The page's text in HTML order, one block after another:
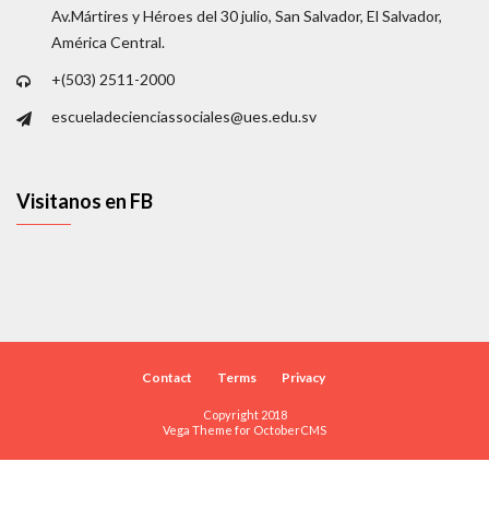
Av.Mártires y Héroes del 30 julio, San Salvador, El Salvador,
América Central.
+(503) 2511-2000
escueladecienciassociales@ues.edu.sv
Visitanos en FB
Contact Terms Privacy
Copyright 2018
Vega Theme for OctoberCMS